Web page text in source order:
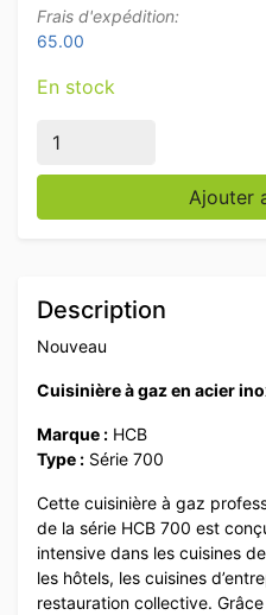
Frais d'expédition:
65.00
En stock
quantité de Cuisinière
Ajouter
Description
Nouveau
Cuisinière à gaz en acier
Marque : HCB
Type : Série 700
Cette cuisinière à gaz
de la série HCB 700 est
intensive dans les cuisines
les hôtels, les cuisines
restauration collective.